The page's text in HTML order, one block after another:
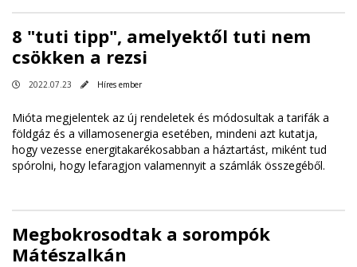
8 "tuti tipp", amelyektől tuti nem
csökken a rezsi
2022.07.23 Híres ember
Mióta megjelentek az új rendeletek és módosultak a tarifák a
földgáz és a villamosenergia esetében, mindeni azt kutatja,
hogy vezesse energitakarékosabban a háztartást, miként tud
spórolni, hogy lefaragjon valamennyit a számlák összegéből.
Megbokrosodtak a sorompók
Mátészalkán